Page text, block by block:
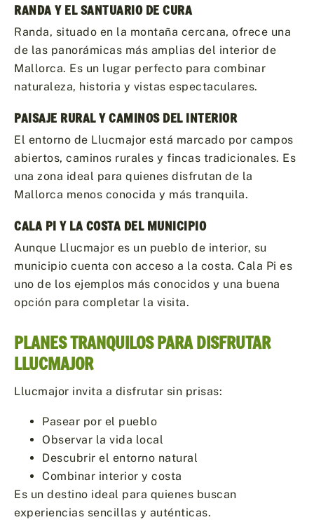
RANDA Y EL SANTUARIO DE CURA
Randa, situado en la montaña cercana, ofrece una
de las panorámicas más amplias del interior de
Mallorca. Es un lugar perfecto para combinar
naturaleza, historia y vistas espectaculares.
PAISAJE RURAL Y CAMINOS DEL INTERIOR
El entorno de Llucmajor está marcado por campos
abiertos, caminos rurales y fincas tradicionales. Es
una zona ideal para quienes disfrutan de la
Mallorca menos conocida y más tranquila.
CALA PI Y LA COSTA DEL MUNICIPIO
Aunque Llucmajor es un pueblo de interior, su
municipio cuenta con acceso a la costa. Cala Pi es
uno de los ejemplos más conocidos y una buena
opción para completar la visita.
PLANES TRANQUILOS PARA DISFRUTAR
LLUCMAJOR
Llucmajor invita a disfrutar sin prisas:
Pasear por el pueblo
Observar la vida local
Descubrir el entorno natural
Combinar interior y costa
Es un destino ideal para quienes buscan
experiencias sencillas y auténticas.